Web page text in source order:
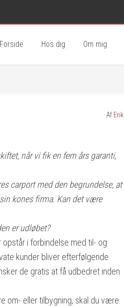
Forside Hos dig Om mig
Af Erik
når vi fik en fem års garanti,
carport med den begrundelse, at
kones firma. Kan det være
er udløbet?
i forbindelse med til- og
kunder bliver efterfølgende
de gratis at få udbedret inden
om- eller tilbygning, skal du være